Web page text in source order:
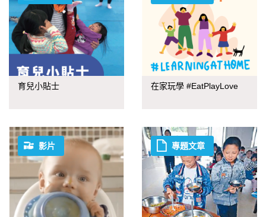
育兒小貼士 在家玩學 #EatPlayLove
影片 專題文章